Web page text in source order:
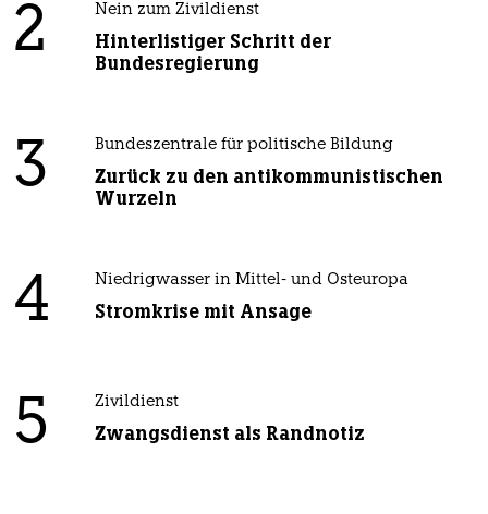
2 Nein zum Zivildienst
Hinterlistiger Schritt der
Bundesregierung
3 Bundeszentrale für politische Bildung
Zurück zu den antikommunistischen
Wurzeln
4 Niedrigwasser in Mittel- und Osteuropa
Stromkrise mit Ansage
5 Zivildienst
Zwangsdienst als Randnotiz